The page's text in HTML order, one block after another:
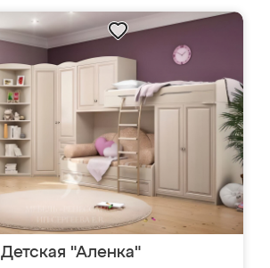
Детская "Аленка"